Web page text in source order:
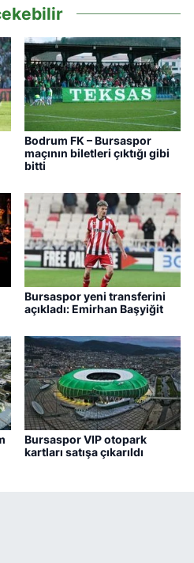
Bodrum FK – Bursaspor
maçının biletleri çıktığı gibi
bitti
Bursaspor yeni transferini
açıkladı: Emirhan Başyiğit
Bursaspor VIP otopark
kartları satışa çıkarıldı